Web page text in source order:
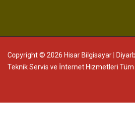
Copyright © 2026 Hisar Bilgisayar |
Teknik Servis ve İnternet Hizmetleri Tüm